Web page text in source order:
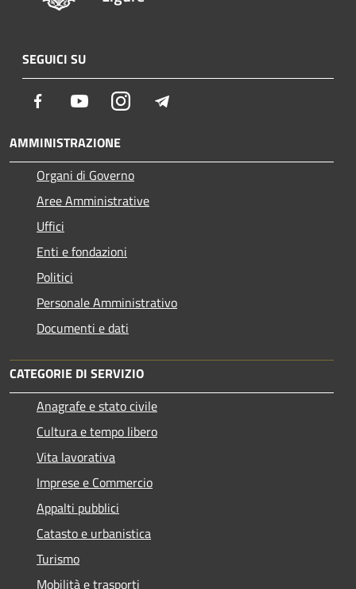
SEGUICI SU
Facebook YoutubeInstagram
AMMINISTRAZIONE
Organi di Governo
Aree Amministrative
Uffici
Enti e fondazioni
Politici
Personale Amministrativo
Documenti e dati
CATEGORIE DI SERVIZIO
Anagrafe e stato civile
Cultura e tempo libero
Vita lavorativa
Imprese e Commercio
Appalti pubblici
Catasto e urbanistica
Turismo
Mobilità e trasporti